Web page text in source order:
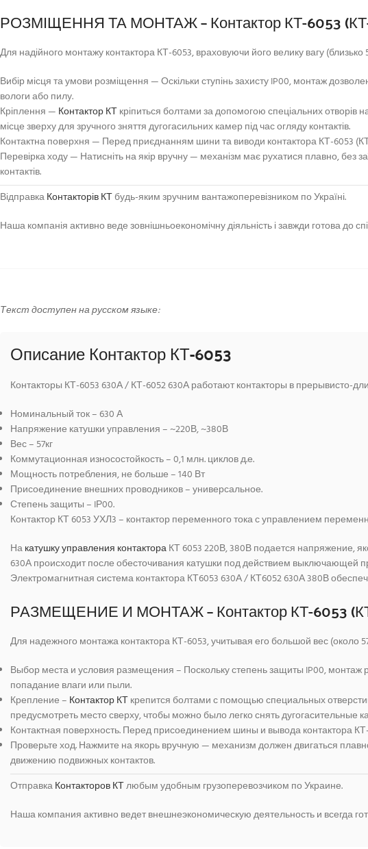
РОЗМІЩЕННЯ ТА МОНТАЖ – Контактор КТ-6053
Для надійного монтажу контактора КТ-6053, враховуючи його велику вагу
Вибір місця та умови розміщення — Оскільки ступінь захисту IP00, монтаж
вологи або пилу.
Кріплення — Контактор КТкріпиться болтами за допомогою спеціальних
місце зверху для зручного зняття дугогасильних камер під час огляду контактів.
Контактна поверхня — Перед приєднанням шини та виводи контактора КТ-6053
Перевірка ходу — Натисніть на якір вручну — механізм має рухатися плавно, без
контактів.
ВідправкаКонтакторів КТбудь-яким зручним вантажоперевізником по Україні.
Наша компанія активно веде зовнішньоекономічну діяльність і завжди готова до
Текст доступен на русском языке:
Описание Контактор КТ-6053
Контакторы КТ-6053 630А / КТ-6052 630А работают контакторы в прерывисто-
Номинальный ток – 630 А
Напряжение катушки управления – ~220В, ~380В
Вес – 57кг
Коммутационная износостойкость – 0,1 млн. циклов д.е.
Мощность потребления, не больше – 140 Вт
Присоединение внешних проводников – универсальное.
Степень защиты – IР00.
Контактор КТ 6053 УХЛ3 – контактор переменного тока с управлением
Накатушку управления контактораКТ 6053 220В, 380В подается напряжение,
630А происходит после обесточивания катушки под действием выключающей
Электромагнитная система контактора КТ6053 630А / КТ6052 630А 380В
РАЗМЕЩЕНИЕ И МОНТАЖ – Контактор КТ-6053
Для надежного монтажа контактора КТ-6053, учитывая его большой вес
Выбор места и условия размещения – Поскольку степень защиты IP00,
попадание влаги или пыли.
Крепление – Контактор КТкрепится болтами с помощью специальных
предусмотреть место сверху, чтобы можно было легко снять дугогасительные
Контактная поверхность. Перед присоединением шины и вывода контактора
Проверьте ход. Нажмите на якорь вручную — механизм должен двигаться
движению подвижных контактов.
ОтправкаКонтакторов КТлюбым удобным грузоперевозчиком по Украине.
Наша компания активно ведет внешнеэкономическую деятельность и всегда